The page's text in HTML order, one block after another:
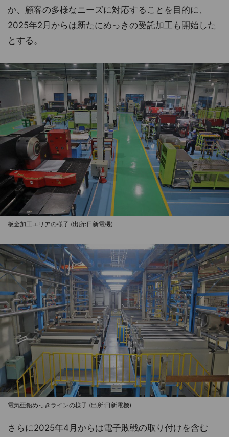
か、顧客の多様なニーズに対応することを目的に、
2025年2月からは新たにめっきの受託加工も開始した
とする。
板金加工エリアの様子 (出所:日新電機)
電気亜鉛めっきラインの様子 (出所:日新電機)
さらに2025年4月からは電子敗戦の取り付けを含む